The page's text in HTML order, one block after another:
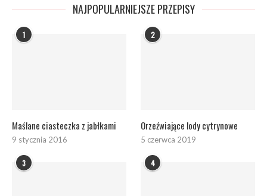
NAJPOPULARNIEJSZE PRZEPISY
1
Maślane ciasteczka z jabłkami
9 stycznia 2016
2
Orzeźwiające lody cytrynowe
5 czerwca 2019
3 4